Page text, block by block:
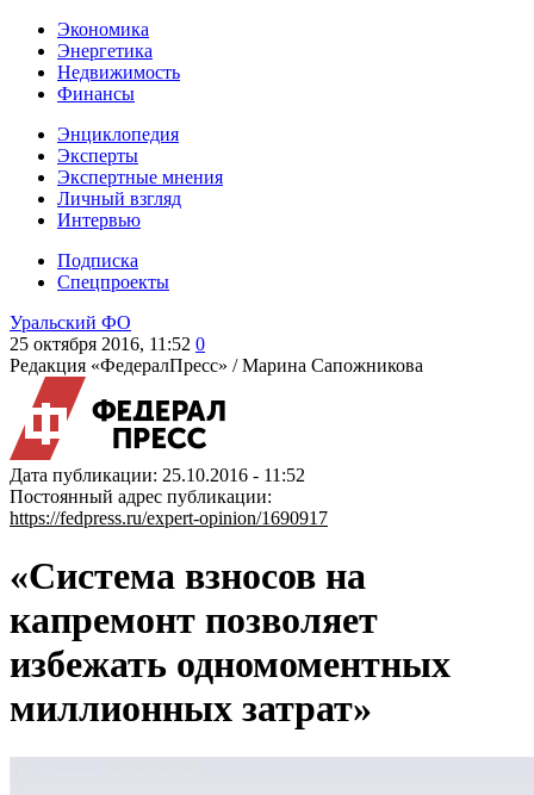
Экономика
Энергетика
Недвижимость
Финансы
Энциклопедия
Эксперты
Экспертные мнения
Личный взгляд
Интервью
Подписка
Спецпроекты
Уральский ФО
25 октября 2016, 11:52 0
Редакция «ФедералПресс» /Марина Сапожникова
Дата публикации: 25.10.2016 - 11:52
Постоянный адрес публикации:
https://fedpress.ru/expert-opinion/1690917
«Система взносов на
капремонт позволяет
избежать одномоментных
миллионных затрат»